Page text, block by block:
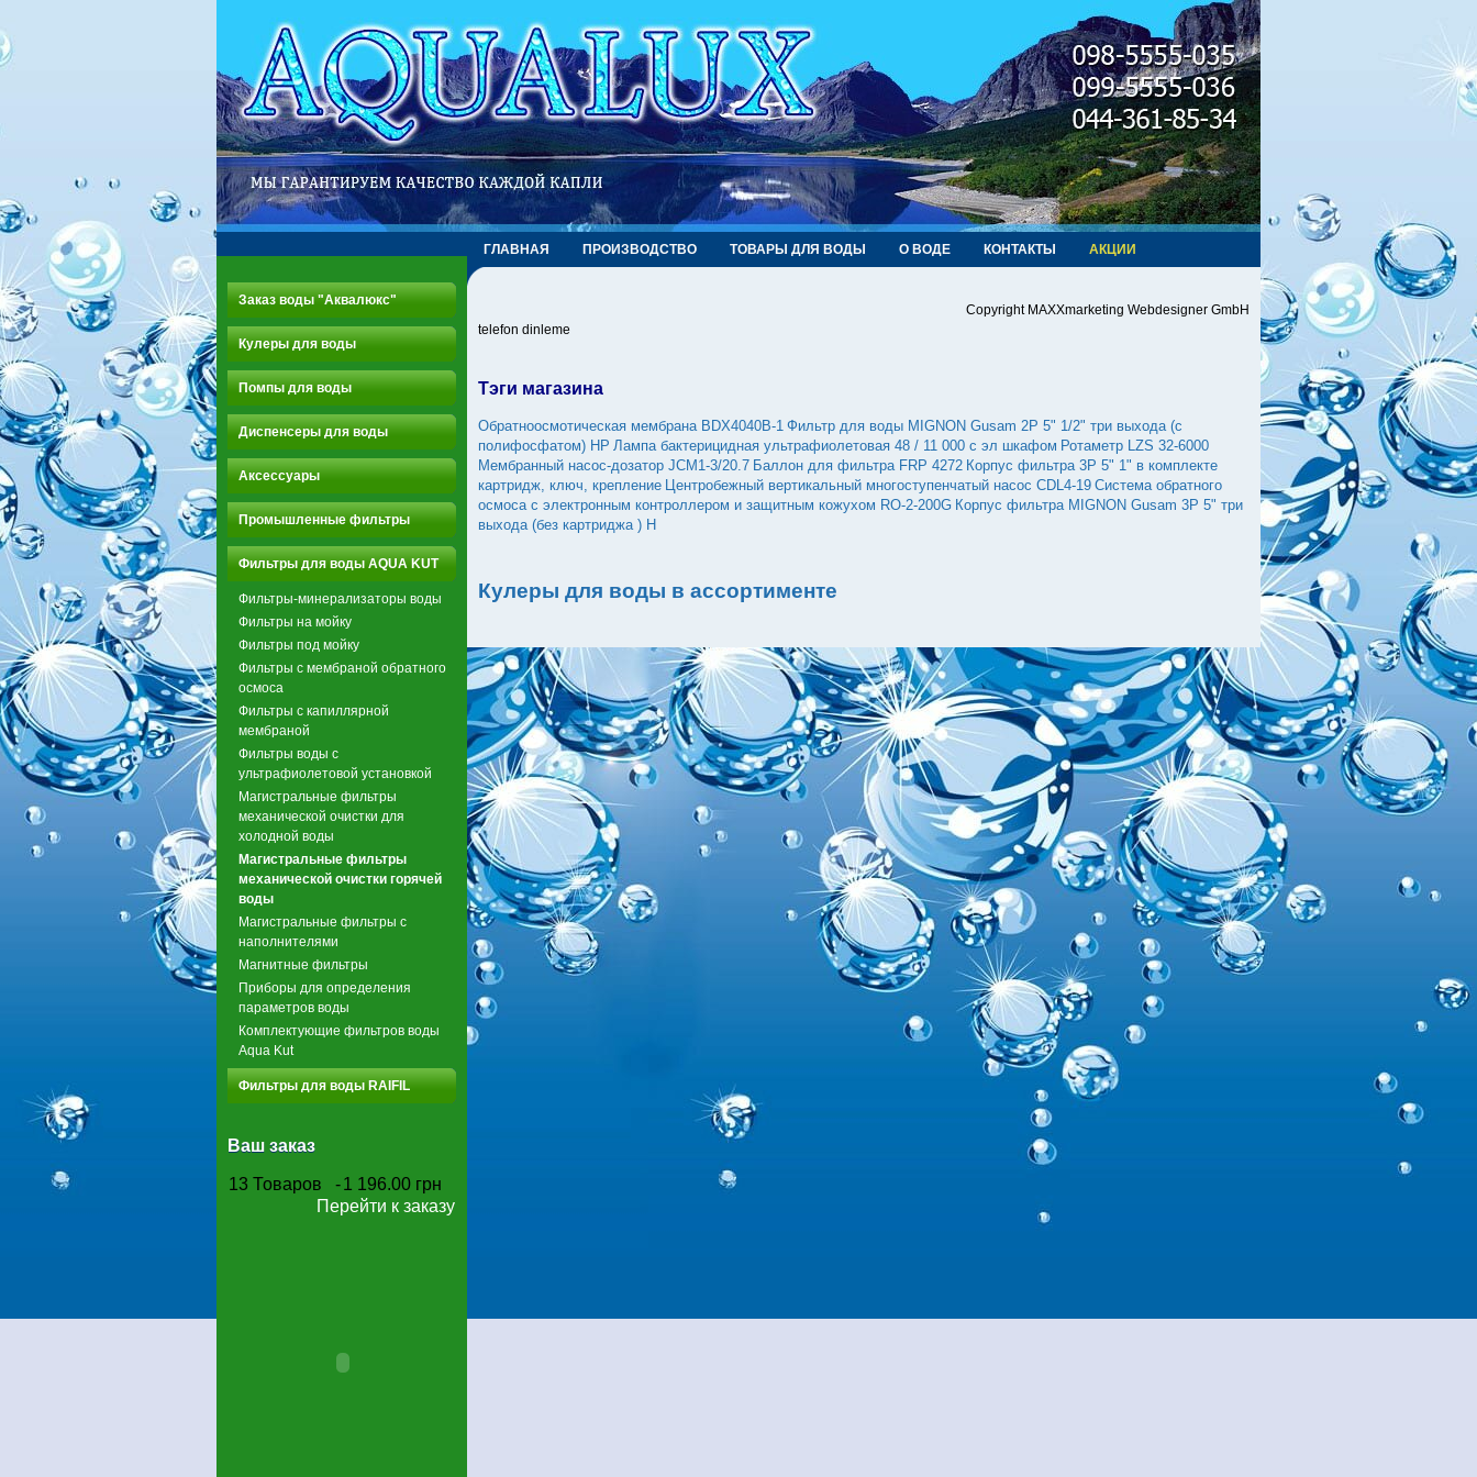
ГЛАВНАЯ ПРОИЗВОДСТВО ТОВАРЫ ДЛЯ ВОДЫ О ВОДЕ КОНТАКТЫ АКЦИИ
Заказ воды "Аквалюкс"
Кулеры для воды
Помпы для воды
Диспенсеры для воды
Аксессуары
Промышленные фильтры
Фильтры для воды AQUA KUT
Фильтры-минерализаторы воды
Фильтры на мойку
Фильтры под мойку
Фильтры с мембраной обратного
осмоса
Фильтры с капиллярной
мембраной
Фильтры воды с
ультрафиолетовой установкой
Магистральные фильтры
механической очистки для
холодной воды
Магистральные фильтры
механической очистки горячей
воды
Магистральные фильтры с
наполнителями
Магнитные фильтры
Приборы для определения
параметров воды
Комплектующие фильтров воды
Aqua Kut
Фильтры для воды RAIFIL
Ваш заказ
13 Товаров -1 196.00 грн
Перейти к заказу
Copyright MAXXmarketing Webdesigner GmbH
telefon dinleme
Тэги магазина
Обратноосмотическая мембрана BDX4040B-1 Фильтр для воды MIGNON Gusam 2P 5" 1/2" три выхода (c
полифосфатом) HP Лампа бактерицидная ультрафиолетовая 48 / 11 000 с эл шкафом Ротаметр LZS 32-6000
Мембранный насос-дозатор JCM1-3/20.7 Баллон для фильтра FRP 4272 Корпус фильтра 3Р 5" 1" в комплекте
картридж, ключ, крепление Центробежный вертикальный многоступенчатый насос CDL4-19 Система обратного
осмоса с электронным контроллером и защитным кожухом RO-2-200G Корпус фильтра MIGNON Gusam 3P 5" три
выхода (без картриджа ) H
Кулеры для воды в ассортименте